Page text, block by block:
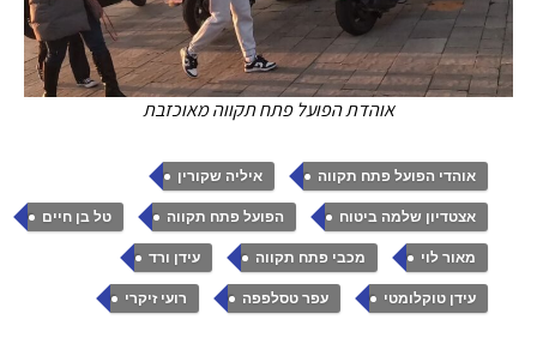
אוהדת הפועל פתח תקווה מאוכזבת
אוהדי הפועל פתח תקווה , איליה שקורין ,
אצטדיון שלמה ביטוח , הפועל פתח תקווה , טל בן חיים ,
מאור לוי , מכבי פתח תקווה , עידן ורד ,
עידן טוקלומטי , עפר טסלפפה , רועי זיקרי